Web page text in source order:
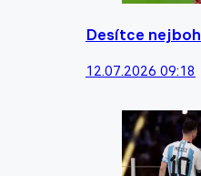
Desítce
12.07.2026 09:18